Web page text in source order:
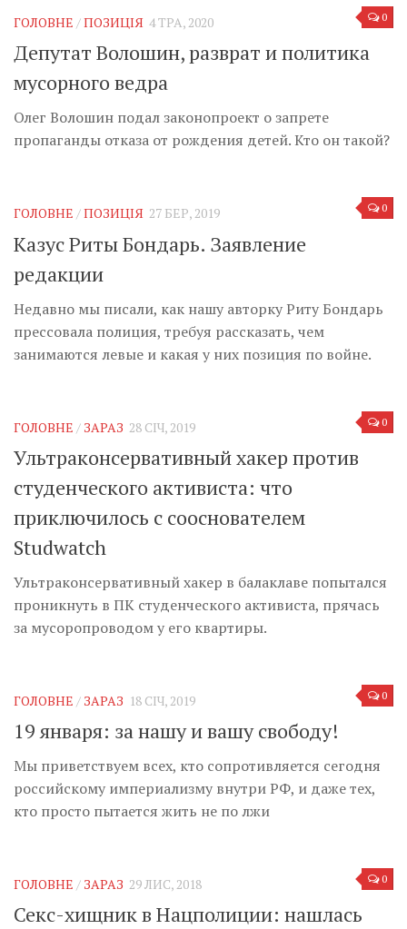
Головне
Цитати
Inter/antinational
0
ГОЛОВНЕ /ПОЗИЦІЯ 4 ТРА, 2020
Депутат Волошин, разврат и политика
мусорного ведра
Олег Волошин подал законопроект о запрете
пропаганды отказа от рождения детей. Кто он такой?
0
ГОЛОВНЕ /ПОЗИЦІЯ 27 БЕР, 2019
Казус Риты Бондарь. Заявление
редакции
Недавно мы писали, как нашу авторку Риту Бондарь
прессовала полиция, требуя рассказать, чем
занимаются левые и какая у них позиция по войне.
0
ГОЛОВНЕ / ЗАРАЗ 28 СІЧ, 2019
Ультраконсервативный хакер против
студенческого активиста: что
приключилось с сооснователем
Studwatch
Ультраконсервативный хакер в балаклаве попытался
проникнуть в ПК студенческого активиста, прячась
за мусоропроводом у его квартиры.
0
ГОЛОВНЕ / ЗАРАЗ 18 СІЧ, 2019
19 января: за нашу и вашу свободу!
Мы приветствуем всех, кто сопротивляется сегодня
российскому империализму внутри РФ, и даже тех,
кто просто пытается жить не по лжи
0
ГОЛОВНЕ / ЗАРАЗ 29 ЛИС, 2018
Секс-хищник в Нацполиции: нашлась